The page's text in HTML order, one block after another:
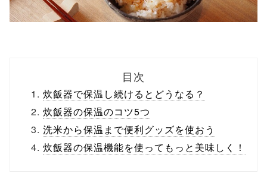
目次
炊飯器で保温し続けるとどうなる？
炊飯器の保温のコツ5つ
洗米から保温まで便利グッズを使おう
炊飯器の保温機能を使ってもっと美味しく！